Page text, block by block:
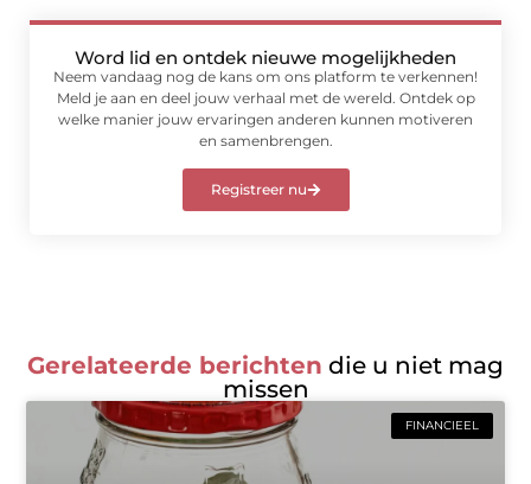
Word lid en ontdek nieuwe mogelijkheden
Neem vandaag nog de kans om ons platform te verkennen!
Meld je aan en deel jouw verhaal met de wereld. Ontdek op
welke manier jouw ervaringen anderen kunnen motiveren
en samenbrengen.
Registreer nu
Gerelateerde berichten die u niet mag
missen
FINANCIEEL